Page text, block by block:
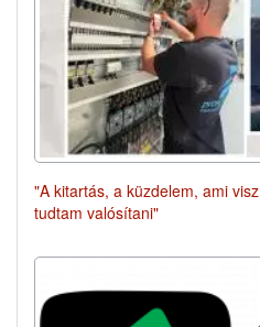
"A kitartás, a küzdelem, ami
tudtam valósítani"